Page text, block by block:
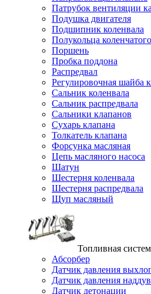
Патрубок вентиляции
Подушка двигателя
Подшипник коленвала
Полукольца
Поршень
Пробка поддона
Распредвал
Регулировочная шайба
Сальник коленвала
Сальник распредвала
Сальники клапанов
Сухарь клапана
Толкатель клапана
Форсунка масляная
Цепь масляного насоса
Шатун
Шестерня коленвала
Шестерня распредвала
Щуп масляный
Топливная
Абсорбер
Датчик давления
Датчик давления
Датчик детонации